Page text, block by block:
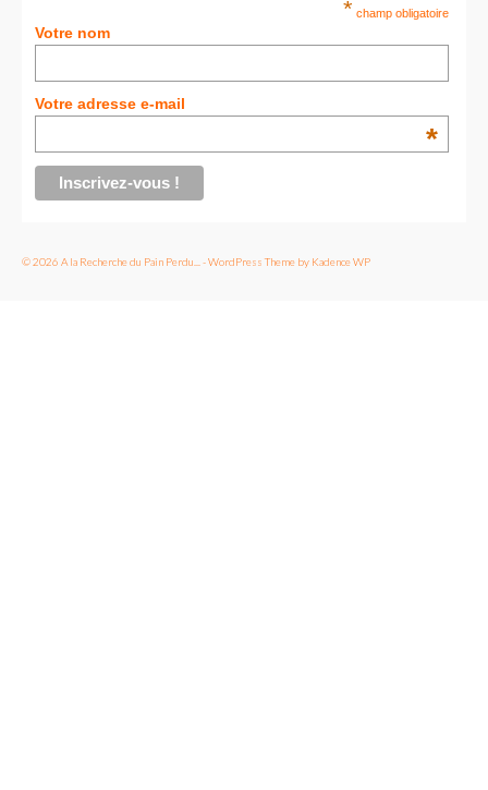
* champ obligatoire
Votre nom
Votre adresse e-mail
*
© 2026 A la Recherche du Pain Perdu... - WordPress Theme by Kadence WP